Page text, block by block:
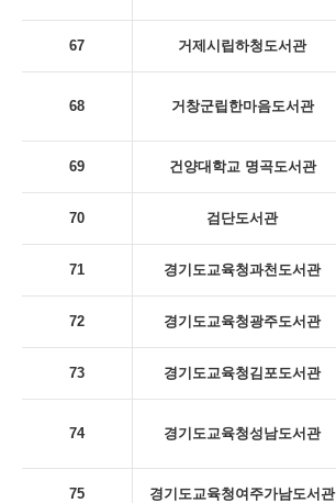
67 거제시립하청도서관
68 거창군립한마음도서관
69 건양대학교 명곡도서관
70 검단도서관
71 경기도교육청과천도서관
72 경기도교육청광주도서관
73 경기도교육청김포도서관
74 경기도교육청성남도서관
75 경기도교육청여주가남도서관